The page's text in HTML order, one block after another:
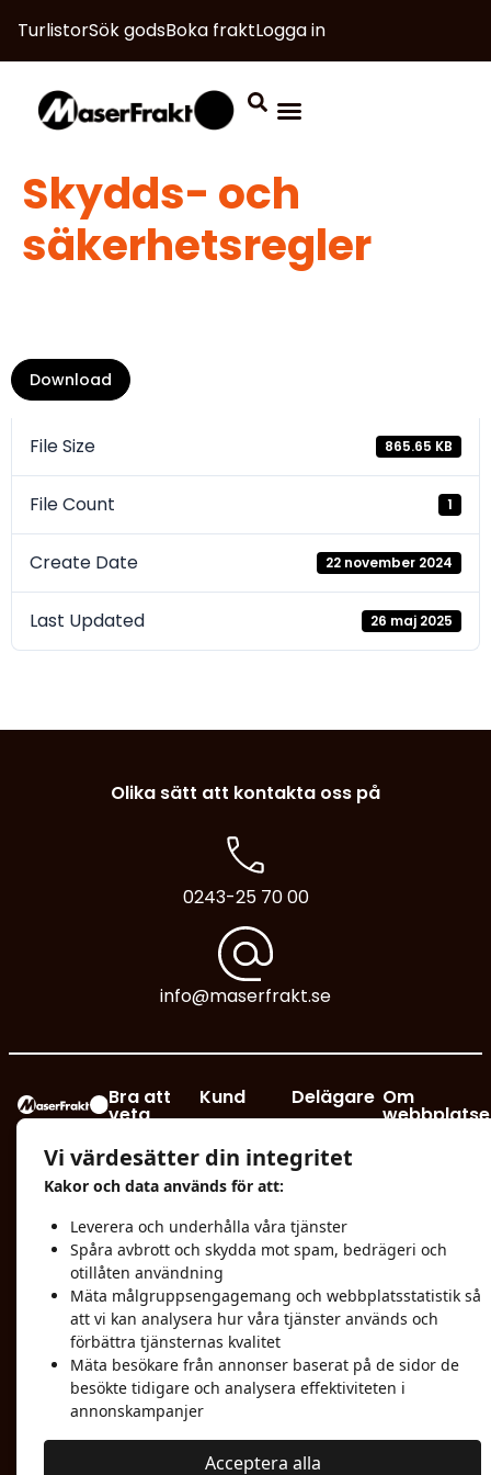
TurlistorSök godsBoka fraktLogga in
Skydds- och
säkerhetsregler
Download
File Size 865.65 KB
File Count 1
Create Date 22 november 2024
Last Updated 26 maj 2025
Olika sätt att kontakta oss på
0243-25 70 00
info@maserfrakt.se
Gjutargatan, N.
Industriområdet
Borlänge
info@maserfrakt.se
0243-25
70 00
Bra att
veta
Policys
leveransvillkor
Reklamation
Certifikat
Faktureringsadress
Kund
Logga in
Boka frakt
Turlistor
Track and
Trace
Fakturaunderlag
DMT
Delägare
Logga in
Om
Mediabank
Vi värdesätter din integritet
Kakor och data används för att:
Leverera och underhålla våra tjänster
Spåra avbrott och skydda mot spam, bedrägeri och
otillåten användning
Mäta målgruppsengagemang och webbplatsstatistik så
att vi kan analysera hur våra tjänster används och
förbättra tjänsternas kvalitet
Mäta besökare från annonser baserat på de sidor de
besökte tidigare och analysera effektiviteten i
annonskampanjer
Acceptera alla